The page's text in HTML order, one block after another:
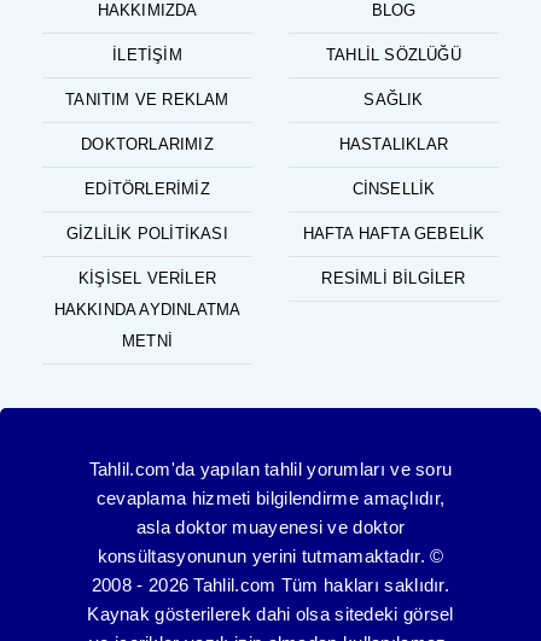
HAKKIMIZDA
İLETIŞIM
TANITIM VE REKLAM
DOKTORLARIMIZ
EDITÖRLERIMIZ
GIZLILIK POLITIKASI
KIŞISEL VERILER
HAKKINDA AYDINLATMA
METNI
BLOG
TAHLIL SÖZLÜĞÜ
SAĞLIK
HASTALIKLAR
CINSELLIK
HAFTA HAFTA GEBELIK
RESIMLI BILGILER
Tahlil.com'da yapılan tahlil yorumları ve soru
cevaplama hizmeti bilgilendirme amaçlıdır,
asla doktor muayenesi ve doktor
konsültasyonunun yerini tutmamaktadır. ©
2008 - 2026 Tahlil.com Tüm hakları saklıdır.
Kaynak gösterilerek dahi olsa sitedeki görsel